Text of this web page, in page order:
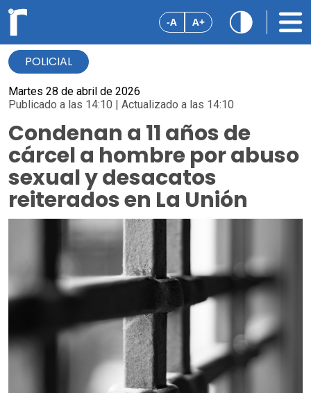
-A A+
POLICIAL
Martes 28 de abril de 2026
Publicado a las 14:10 | Actualizado a las 14:10
Condenan a 11 años de
cárcel a hombre por abuso
sexual y desacatos
reiterados en La Unión